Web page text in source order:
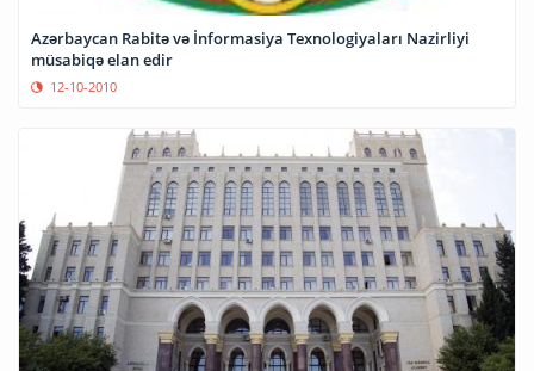
Azərbaycan Rabitə və İnformasiya Texnologiyaları Nazirliyi
müsabiqə elan edir
12-10-2010